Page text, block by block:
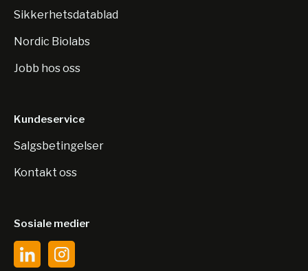
Sikkerhetsdatablad
Nordic Biolabs
Jobb hos oss
Kundeservice
Salgsbetingelser
Kontakt oss
Sosiale medier